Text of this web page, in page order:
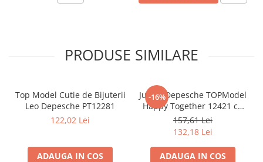
PRODUSE SIMILARE
Top Model Cutie de Bijuterii
Leo Depesche PT12281
122,02 Lei
ADAUGA IN COS
-16%
Jurnal Depesche TOPModel
Happy Together 12421 cu
cod numeric și sunet, carte
roz cu motiv model și 80 de
pagini cu linii, ilustrate
colorat
157,61 Lei
132,18 Lei
ADAUGA IN COS